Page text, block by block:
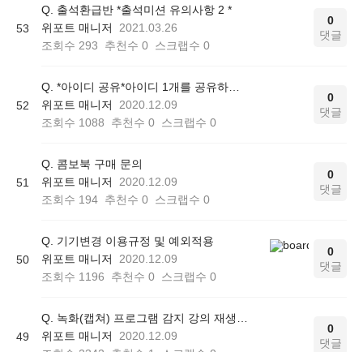
53
Q. 출석환급반 *출석미션 유의사항 2 *
위포트 매니저
2021.03.26
조회수 293 추천수 0 스크랩수 0
0
댓글
52
위포트 매니저
2020.12.09
조회수 1088 추천수 0 스크랩수 0
0
댓글
51
Q. 콤보북 구매 문의
위포트 매니저
2020.12.09
조회수 194 추천수 0 스크랩수 0
0
댓글
50
Q. 기기변경 이용규정 및 예외적용
위포트 매니저
2020.12.09
조회수 1196 추천수 0 스크랩수 0
0
댓글
49
위포트 매니저
2020.12.09
0
댓글